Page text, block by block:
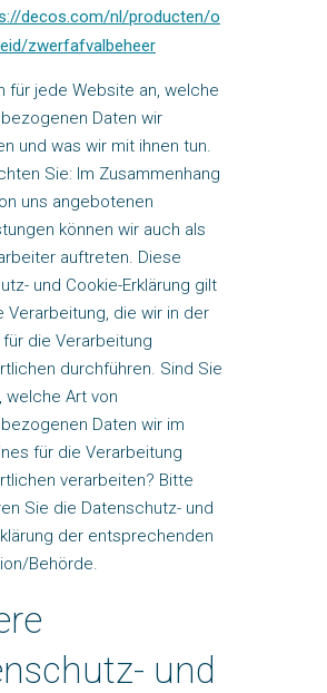
decos.com/nl/producten/o
zwerfafvalbeheer
für jede Website an, welche
Daten wir
und was wir mit ihnen tun.
Sie: Im Zusammenhang
uns angebotenen
können wir auch als
auftreten. Diese
und Cookie-Erklärung gilt
Verarbeitung, die wir in der
die Verarbeitung
durchführen. Sind Sie
welche Art von
Daten wir im
für die Verarbeitung
verarbeiten? Bitte
Sie die Datenschutz- und
der entsprechenden
Behörde.
und